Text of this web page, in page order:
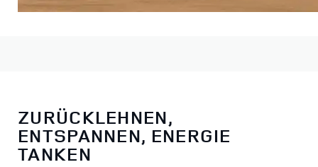
Wählen Sie eines unserer Modelle aus und machen Sie es zu
Ihrem ganz persönlichen Fahrzeug.
ZURÜCKLEHNEN,
ENTSPANNEN, ENERGIE
TANKEN